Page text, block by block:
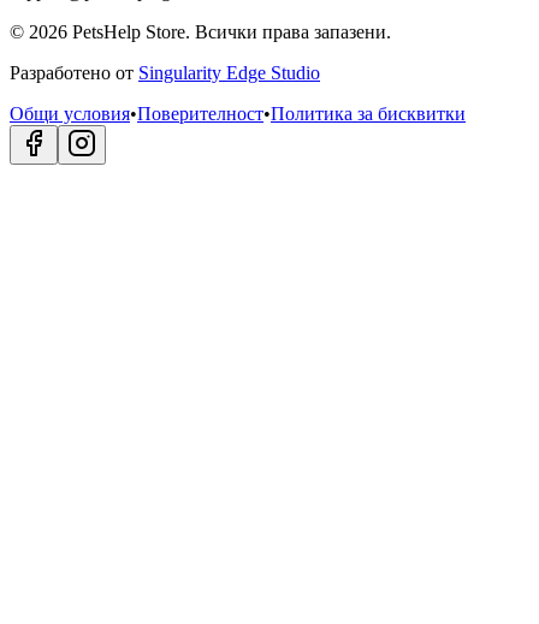
© 2026 PetsHelp Store. Всички права запазени.
Разработено от Singularity Edge Studio
Общи условия•Поверителност•Политика за бисквитки